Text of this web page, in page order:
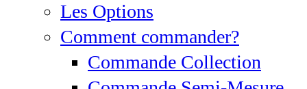
Les Options
Comment commander?
Commande Collection